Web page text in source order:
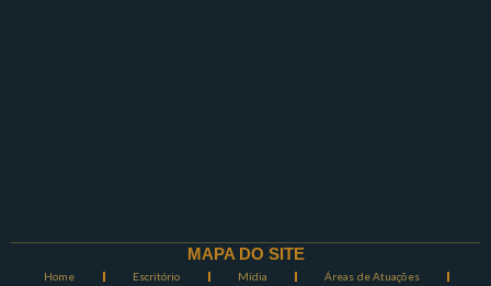
MAPA DO SITE
Home Escritório Mídia Áreas de Atuações